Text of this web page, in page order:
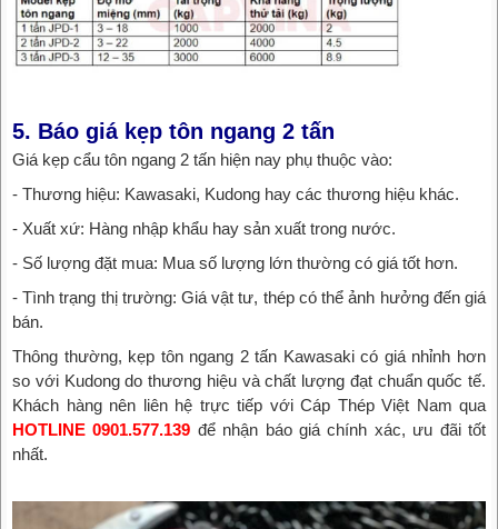
5. Báo giá kẹp tôn ngang 2 tấn
Giá kẹp cẩu tôn ngang 2 tấn hiện nay phụ thuộc vào:
- Thương hiệu: Kawasaki, Kudong hay các thương hiệu khác.
- Xuất xứ: Hàng nhập khẩu hay sản xuất trong nước.
- Số lượng đặt mua: Mua số lượng lớn thường có giá tốt hơn.
- Tình trạng thị trường: Giá vật tư, thép có thể ảnh hưởng đến giá
bán.
Thông thường, kẹp tôn ngang 2 tấn Kawasaki có giá nhỉnh hơn
so với Kudong do thương hiệu và chất lượng đạt chuẩn quốc tế.
Khách hàng nên liên hệ trực tiếp với Cáp Thép Việt Nam qua
HOTLINE 0901.577.139 để nhận báo giá chính xác, ưu đãi tốt
nhất.